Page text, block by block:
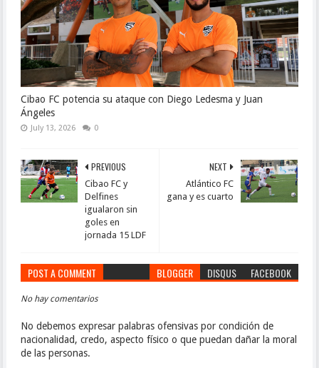
Cibao FC potencia su ataque con Diego Ledesma y Juan
Ángeles
July 13, 2026 0
NEXT
Atlántico FC
gana y es cuarto
PREVIOUS
Cibao FC y
Delfines
igualaron sin
goles en
jornada 15 LDF
POST A COMMENT BLOGGER DISQUS FACEBOOK
No hay comentarios
No debemos expresar palabras ofensivas por condición de
nacionalidad, credo, aspecto físico o que puedan dañar la moral
de las personas.